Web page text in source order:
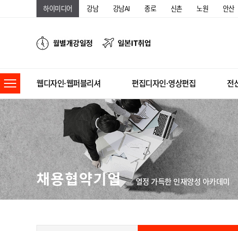
하이미디어 강남 강남AI 종로 신촌 노원 안산
웹디자인·웹퍼블리셔 편집디자인·영상편집 전
채용협약기업 열정 가득한 인재양성 아카데미